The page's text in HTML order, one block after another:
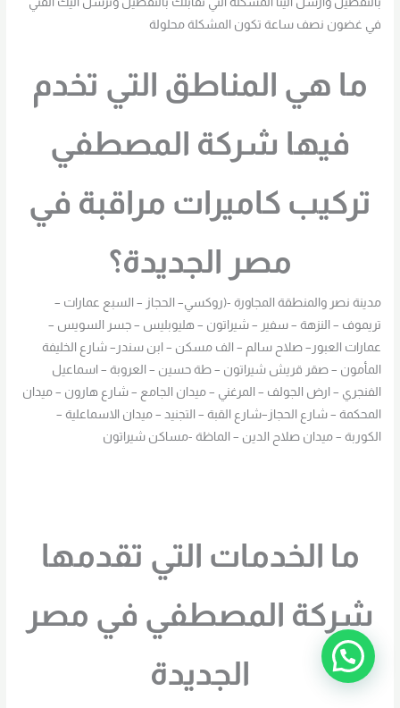
في غضون نصف ساعة تكون المشكلة محلولة
ما هي المناطق التي تخدم
فيها شركة المصطفي
تركيب كاميرات مراقبة في
مصر الجديدة؟
مدينة نصر والمنطقة المجاورة -(روكسي– الحجاز – السبع عمارات –
تريموف – النزهة – سفير – شيراتون – هليوبليس – جسر السويس –
عمارات العبور– صلاح سالم – الف مسكن – ابن سندر– شارع الخليفة
المأمون – صقر قريش شيراتون – طة حسين – العروبة – اسماعيل
الفنجري – ارض الجولف – المرغني – ميدان الجامع – شارع هارون – ميدان
المحكمة – شارع الحجاز–شارع القبة – التجنيد – ميدان الاسماعلية –
الكوربة – ميدان صلاح الدين – الماظة -مساكن شيراتون
ما الخدمات التي تقدمها
شركة المصطفي في مصر
الجديدة